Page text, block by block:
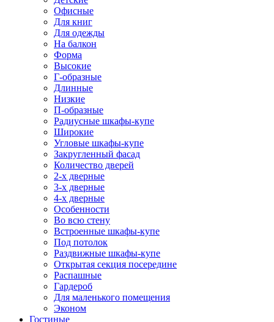
Офисные
Для книг
Для одежды
На балкон
Форма
Высокие
Г-образные
Длинные
Низкие
П-образные
Радиусные шкафы-купе
Широкие
Угловые шкафы-купе
Закругленный фасад
Количество дверей
2-х дверные
3-х дверные
4-х дверные
Особенности
Во всю стену
Встроенные шкафы-купе
Под потолок
Раздвижные шкафы-купе
Открытая секция посередине
Распашные
Гардероб
Для маленького помещения
Эконом
Гостиные